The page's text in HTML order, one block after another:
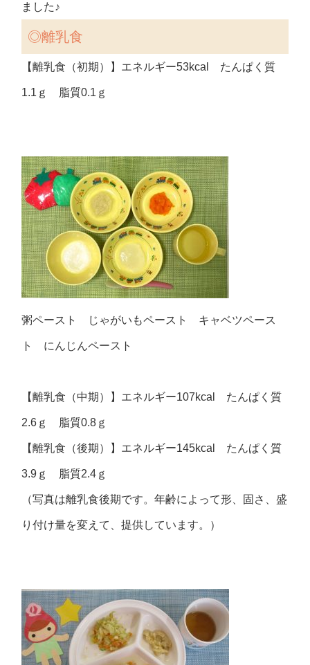
ました♪
◎離乳食
【離乳食（初期）】エネルギー53kcal たんぱく質
1.1ｇ 脂質0.1ｇ
粥ペースト じゃがいもペースト キャベツペース
ト にんじんペースト
【離乳食（中期）】エネルギー107kcal たんぱく質
2.6ｇ 脂質0.8ｇ
【離乳食（後期）】エネルギー145kcal たんぱく質
3.9ｇ 脂質2.4ｇ
（写真は離乳食後期です。年齢によって形、固さ、盛
り付け量を変えて、提供しています。）